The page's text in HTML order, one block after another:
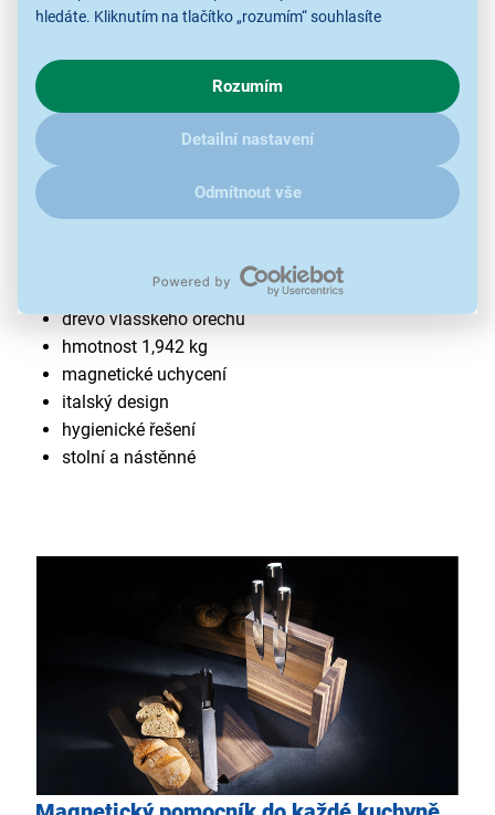
hledáte. Kliknutím na tlačítko „rozumím“ souhlasíte
chování na webu pro zobrazení cílených reklam. Pokud vás
zajímají detaily, jak u nás s cookies a dalšími údaji pracujeme,
kliknětesem.
Rozumím
Detailní nastavení
Odmítnout vše
Blok na nože Catler MKB 6 Teo vlašský
ořech
dřevo vlašského ořechu
hmotnost 1,942 kg
magnetické uchycení
italský design
hygienické řešení
stolní a nástěnné